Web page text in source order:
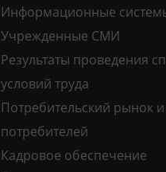
Информационные
Учрежденные СМИ
Результаты проведения
условий труда
Потребительский рынок
потребителей
Кадровое обеспечение